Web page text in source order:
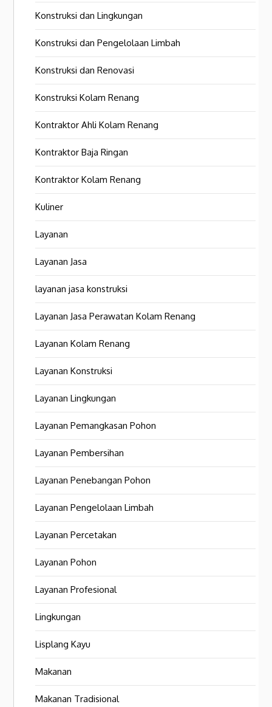
Konstruksi dan Lingkungan
Konstruksi dan Pengelolaan Limbah
Konstruksi dan Renovasi
Konstruksi Kolam Renang
Kontraktor Ahli Kolam Renang
Kontraktor Baja Ringan
Kontraktor Kolam Renang
Kuliner
Layanan
Layanan Jasa
layanan jasa konstruksi
Layanan Jasa Perawatan Kolam Renang
Layanan Kolam Renang
Layanan Konstruksi
Layanan Lingkungan
Layanan Pemangkasan Pohon
Layanan Pembersihan
Layanan Penebangan Pohon
Layanan Pengelolaan Limbah
Layanan Percetakan
Layanan Pohon
Layanan Profesional
Lingkungan
Lisplang Kayu
Makanan
Makanan Tradisional